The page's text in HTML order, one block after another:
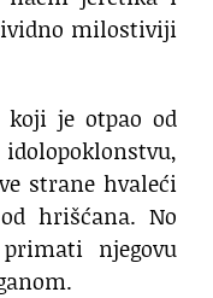
milostiviji
je otpao od
strane hvaleći
hrišćana. No
njegovu